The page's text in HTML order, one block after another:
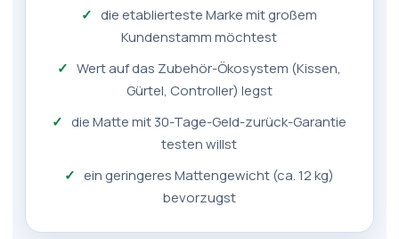
die etablierteste Marke mit großem
Kundenstamm möchtest
Wert auf das Zubehör-Ökosystem (Kissen,
Gürtel, Controller) legst
die Matte mit 30-Tage-Geld-zurück-Garantie
testen willst
ein geringeres Mattengewicht (ca. 12 kg)
bevorzugst